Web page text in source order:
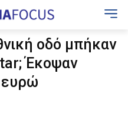
οδό μπήκαν
Έκοψαν
ευρώ